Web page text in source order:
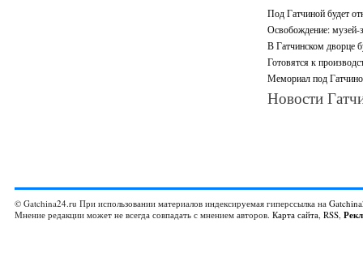
Под Гатчиной будет
Освобождение: музей-
В Гатчинском дворце
Готовятся к
Мемориал под
Новости
© Gatchina24.ru При использовании материалов индексируемая гиперссылка на
Мнение редакции может не всегда совпадать с мнением авторов. Карта сайта, RSS,